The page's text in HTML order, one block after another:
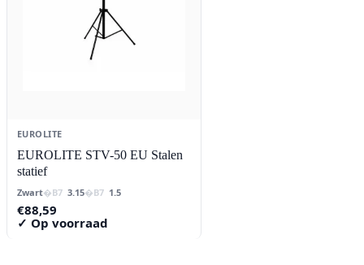
EUROLITE
EUROLITE STV-50 EU Stalen
statief
Zwart 3.15 1.5
€88,59
✓ Op voorraad